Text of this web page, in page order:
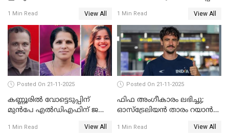
ലോകകപ്പിന്‍റെ മത്സരക്രമം
പ്രഖ്യാപിച്ചു
1 Min Read View All 1 Min Read View All
Posted On 21-11-2025
കണ്ണൂരിൽ വോട്ടെടുപ്പിന്
മുൻപേ എൽഡിഎഫിന് ജയം;
സ്ഥാനാർഥികളില്ല
1 Min Read View All
Posted On 21-11-2025
ഫിഫ അംഗീകാരം ലഭിച്ചു;
ഓസ്‌ട്രേലിയന്‍ താരം റയാന്‍
നീലക്കുപ്പായത്തില്‍ കളിക്കാം
1 Min Read View All